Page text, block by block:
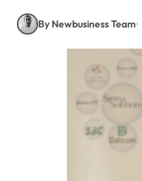
By Newbusiness Team